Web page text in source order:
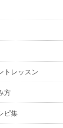
トレッスン
方
ピ集